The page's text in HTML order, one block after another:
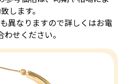
します。
異なりますので詳しくはお電
せください。